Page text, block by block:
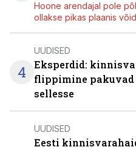
Hoone arendajal pole
ollakse pikas plaanis
4
UUDISED
Eksperdid:
flippimine pakuvad
sellesse
UUDISED
Eesti